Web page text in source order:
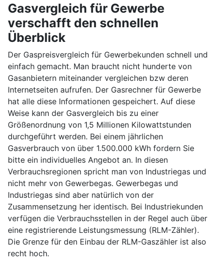
Gasvergleich für Gewerbe
verschafft den schnellen
Überblick
Der Gaspreisvergleich für Gewerbekunden schnell und
einfach gemacht. Man braucht nicht hunderte von
Gasanbietern miteinander vergleichen bzw deren
Internetseiten aufrufen. Der Gasrechner für Gewerbe
hat alle diese Informationen gespeichert. Auf diese
Weise kann der Gasvergleich bis zu einer
Größenordnung von 1,5 Millionen Kilowattstunden
durchgeführt werden. Bei einem jährlichen
Gasverbrauch von über 1.500.000 kWh fordern Sie
bitte ein individuelles Angebot an. In diesen
Verbrauchsregionen spricht man von Industriegas und
nicht mehr von Gewerbegas. Gewerbegas und
Industriegas sind aber natürlich von der
Zusammensetzung her identisch. Bei Industriekunden
verfügen die Verbrauchsstellen in der Regel auch über
eine registrierende Leistungsmessung (RLM-Zähler).
Die Grenze für den Einbau der RLM-Gaszähler ist also
recht hoch.